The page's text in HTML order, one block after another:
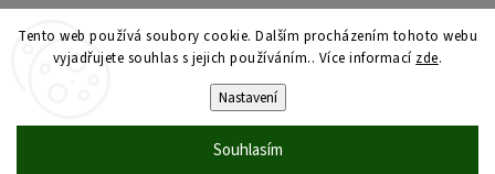
Tento web používá soubory cookie. Dalším procházením tohoto webu
vyjadřujete souhlas s jejich používáním.. Více informací zde.
Nastavení
Souhlasím
Professor Onyx. Všechna práva vyhrazena.